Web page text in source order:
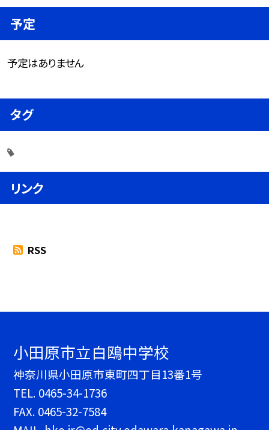
予定
予定はありません
タグ
リンク
RSS
小田原市立白鴎中学校
神奈川県小田原市東町四丁目13番1号
TEL. 0465-34-1736
FAX. 0465-32-7584